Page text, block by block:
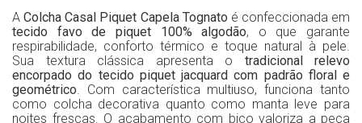
AColcha Casal Piquet Capela Tognato é confeccionada em
tecido favo de piquet 100% algodão,
o que garante
respirabilidade, conforto térmico e toque natural à pele.
Sua textura clássica apresenta o tradicional relevo
encorpado do tecido piquet jacquard com padrão floral e
geométrico . Com característica multiuso, funciona tanto
como colcha decorativa quanto como manta leve para
noites frescas. O acabamento com bico valoriza a peça